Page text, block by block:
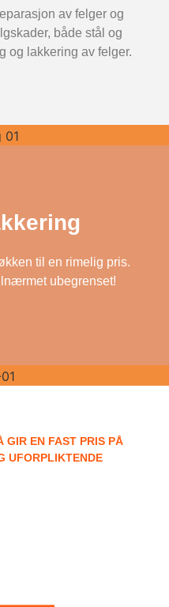
av felger og
både stål og
og lakkering av felger.
til en rimelig pris.
ubegrenset!
GIR EN FAST PRIS PÅ
UFORPLIKTENDE